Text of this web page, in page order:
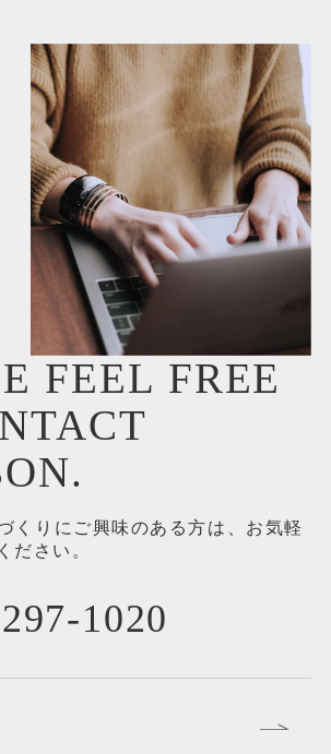
FEEL FREE
くりにご興味のある方は、お気軽
ださい。
1020